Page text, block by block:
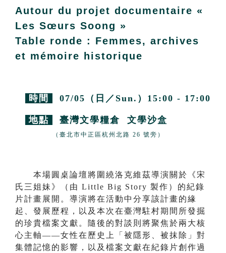
Autour du projet documentaire «
Les Sœurs Soong »
Table ronde : Femmes, archives
et mémoire historique
時間 07/05（日／Sun.）15:00 - 17:00
地點 臺灣文學糧倉 文學沙盒
（臺北市中正區杭州北路 26 號旁）
本場圓桌論壇將圍繞洛克維茲導演關於《宋
氏三姐妹》（由 Little Big Story 製作）的紀錄
片計畫展開。導演將在活動中分享該計畫的緣
起、發展歷程，以及本次在臺灣駐村期間所發掘
的珍貴檔案文獻。隨後的對談則將聚焦於兩大核
心主軸——女性在歷史上「被隱形、被抹除」對
集體記憶的影響，以及檔案文獻在紀錄片創作過